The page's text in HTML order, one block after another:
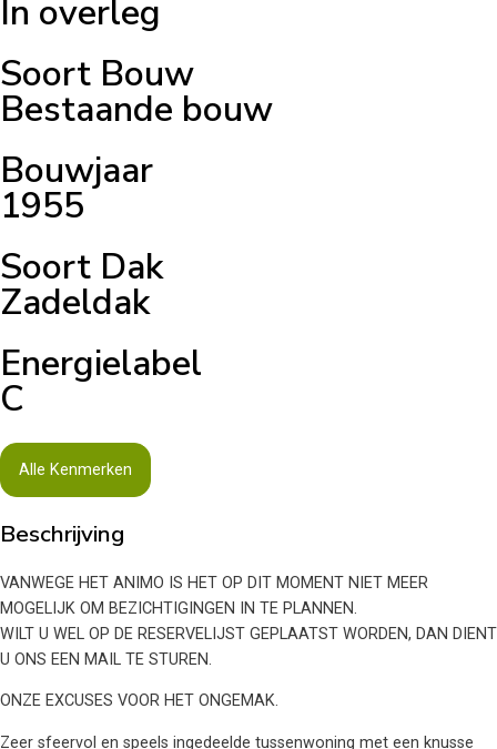
In overleg
Soort Bouw
Bestaande bouw
Bouwjaar
1955
Soort Dak
Zadeldak
Energielabel
C
Alle Kenmerken
Beschrijving
VANWEGE HET ANIMO IS HET OP DIT MOMENT NIET MEER
MOGELIJK OM BEZICHTIGINGEN IN TE PLANNEN.
WILT U WEL OP DE RESERVELIJST GEPLAATST WORDEN, DAN DIENT
U ONS EEN MAIL TE STUREN.
ONZE EXCUSES VOOR HET ONGEMAK.
Zeer sfeervol en speels ingedeelde tussenwoning met een knusse